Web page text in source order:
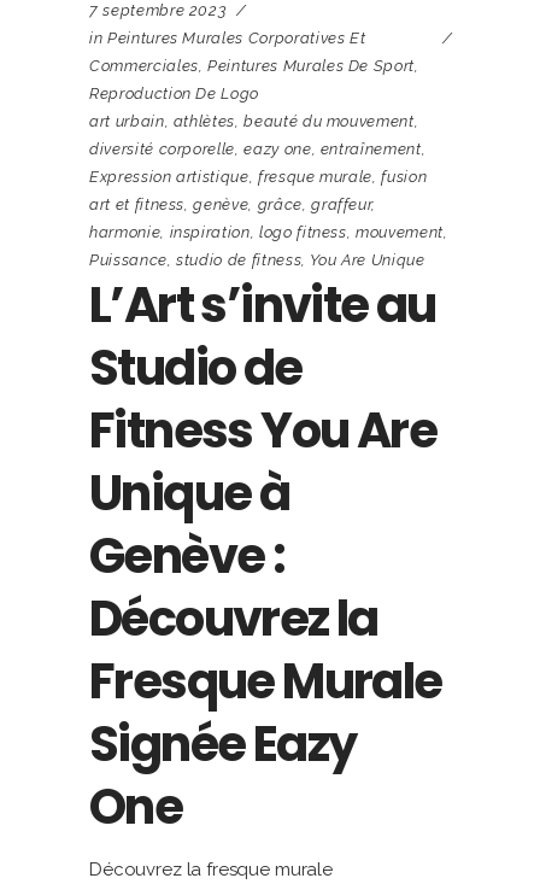
7 septembre 2023
in Peintures Murales Corporatives Et
Commerciales,Peintures Murales De Sport,
Reproduction De Logo
art urbain, athlètes,beauté du mouvement,
diversité corporelle,eazy one, entraînement,
Expression artistique, fresque murale,fusion
art et fitness,genève, grâce,graffeur,
harmonie, inspiration, logo fitness,mouvement,
Puissance,studio de fitness, You Are Unique
L’Art s’invite au
Studio de
Fitness You Are
Unique à
Genève :
Découvrez la
Fresque Murale
Signée Eazy
One
Découvrez la fresque murale